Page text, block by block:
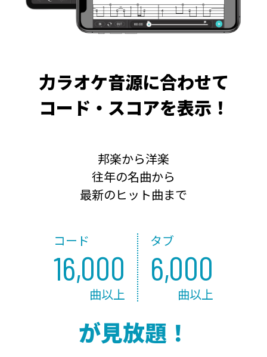
力ラオケ音源に合わせて
コード・スコアを表示！
邦楽から洋楽
往年の名曲から
最新のヒット曲まで
コード
16,000
曲以上
タブ
6,000
曲以上
が見放題！